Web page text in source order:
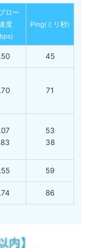
ロー
度
Ping(ミリ秒)
45
71
53
38
59
86